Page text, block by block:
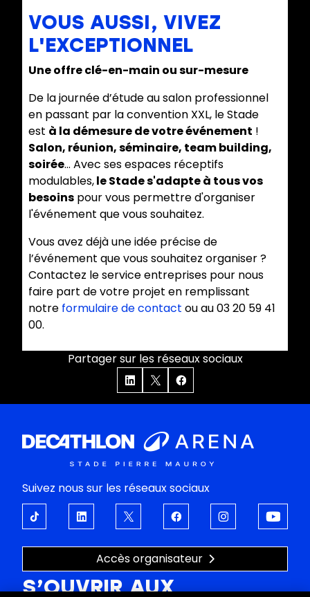
VOUS AUSSI, VIVEZ
L'EXCEPTIONNEL
Une offre clé-en-main ou sur-mesure
De la journée d’étude au salon professionnel
en passant par la convention XXL, le Stade
est à la démesure de votre événement !
Salon, réunion, séminaire, team building,
soirée… Avec ses espaces réceptifs
modulables,le Stade s'adapte à tous vos
besoinspour vous permettre d'organiser
l'événement que vous souhaitez.
Vous avez déjà une idée précise de
l’événement que vous souhaitez organiser ?
Contactez le service entreprises pour nous
faire part de votre projet en remplissant
notre formulaire de contact ou au 03 20 59 41
00.
Partager sur les réseaux sociaux
Suivez nous sur les réseaux sociaux
Accès organisateur
S’OUVRIR AUX